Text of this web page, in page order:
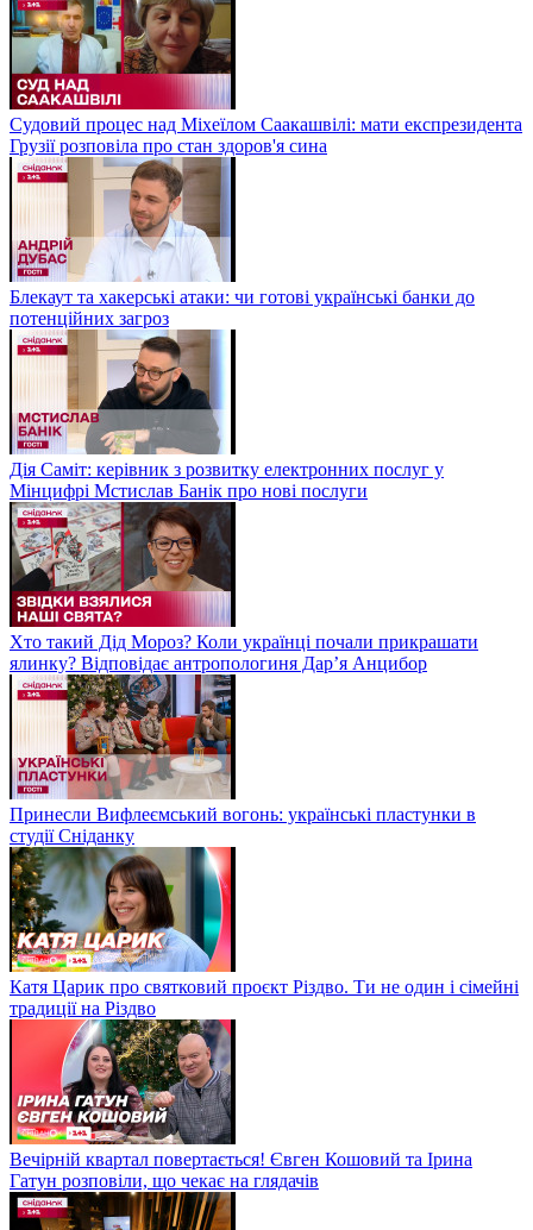
Судовий процес над Міхеїлом Саакашвілі: мати експрезидента
Грузії розповіла про стан здоров'я сина
Блекаут та хакерські атаки: чи готові українські банки до
потенційних загроз
Дія Саміт: керівник з розвитку електронних послуг у
Мінцифрі Мстислав Банік про нові послуги
Хто такий Дід Мороз? Коли українці почали прикрашати
ялинку? Відповідає антропологиня Дарʼя Анцибор
Принесли Вифлеємський вогонь: українські пластунки в
студії Сніданку
Катя Царик про святковий проєкт Різдво. Ти не один і сімейні
традиції на Різдво
Вечірній квартал повертається! Євген Кошовий та Ірина
Гатун розповіли, що чекає на глядачів